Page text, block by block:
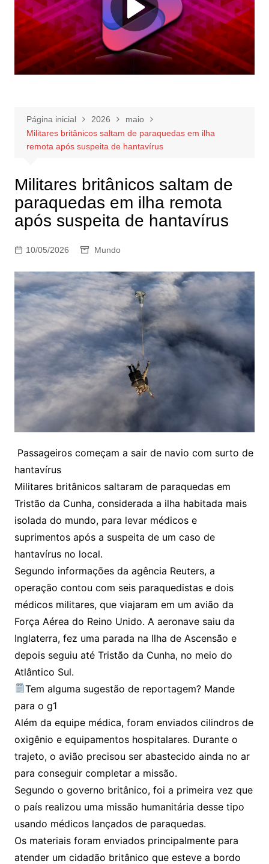
Página inicial 2026
maio
Militares britânicos saltam de paraquedas em ilha
remota após suspeita de hantavírus
Militares britânicos saltam de
paraquedas em ilha remota
após suspeita de hantavírus
10/05/2026 Mundo
Passageiros começam a sair de navio com surto de
hantavírus
Militares britânicos saltaram de paraquedas em
Tristão da Cunha, considerada a ilha habitada mais
isolada do mundo, para levar médicos e
suprimentos após a suspeita de um caso de
hantavírus no local.
Segundo informações da agência Reuters, a
operação contou com seis paraquedistas e dois
médicos militares, que viajaram em um avião da
Força Aérea do Reino Unido. A aeronave saiu da
Inglaterra, fez uma parada na Ilha de Ascensão e
depois seguiu até Tristão da Cunha, no meio do
Atlântico Sul.
Tem alguma sugestão de reportagem? Mande
para o g1
Além da equipe médica, foram enviados cilindros de
oxigênio e equipamentos hospitalares. Durante o
trajeto, o avião precisou ser abastecido ainda no ar
para conseguir completar a missão.
Segundo o governo britânico, foi a primeira vez que
o país realizou uma missão humanitária desse tipo
usando médicos lançados de paraquedas.
Os materiais foram enviados principalmente para
atender um cidadão britânico que esteve a bordo